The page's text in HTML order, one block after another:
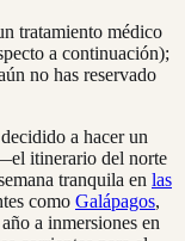
tratamiento médico
a continuación);
no has reservado
a hacer un
itinerario del norte
tranquila en las
como Galápagos,
a inmersiones en